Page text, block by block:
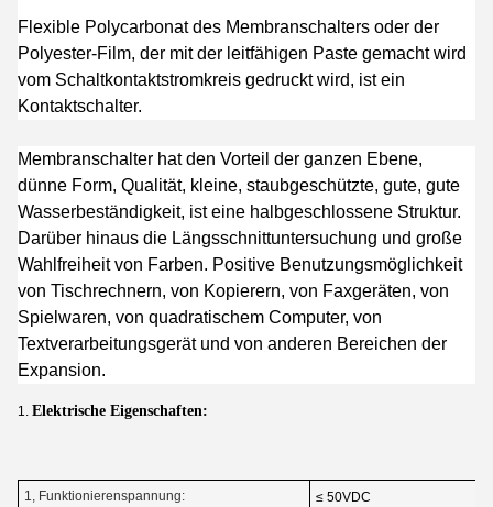
Flexible Polycarbonat des Membranschalters oder der
Polyester-Film, der mit der leitfähigen Paste gemacht wird
vom Schaltkontaktstromkreis gedruckt wird, ist ein
Kontaktschalter.
Membranschalter hat den Vorteil der ganzen Ebene,
dünne Form, Qualität, kleine, staubgeschützte, gute, gute
Wasserbeständigkeit, ist eine halbgeschlossene Struktur.
Darüber hinaus die Längsschnittuntersuchung und große
Wahlfreiheit von Farben. Positive Benutzungsmöglichkeit
von Tischrechnern, von Kopierern, von Faxgeräten, von
Spielwaren, von quadratischem Computer, von
Textverarbeitungsgerät und von anderen Bereichen der
Expansion.
1. Elektrische Eigenschaften:
1, Funktionierenspannung: ≤ 50VDC